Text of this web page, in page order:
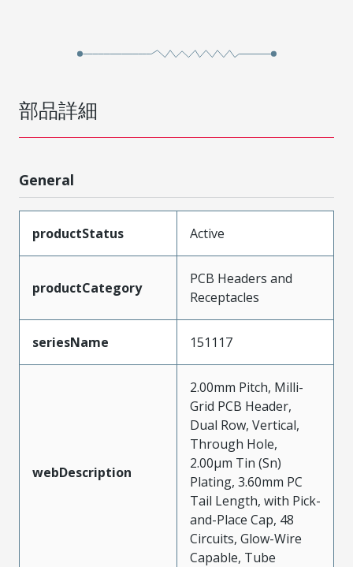
部品詳細
General
productStatus Active
productCategory
PCB Headers and
Receptacles
seriesName 151117
webDescription
2.00mm Pitch, Milli-
Grid PCB Header,
Dual Row, Vertical,
Through Hole,
2.00µm Tin (Sn)
Plating, 3.60mm PC
Tail Length, with Pick-
and-Place Cap, 48
Circuits, Glow-Wire
Capable, Tube